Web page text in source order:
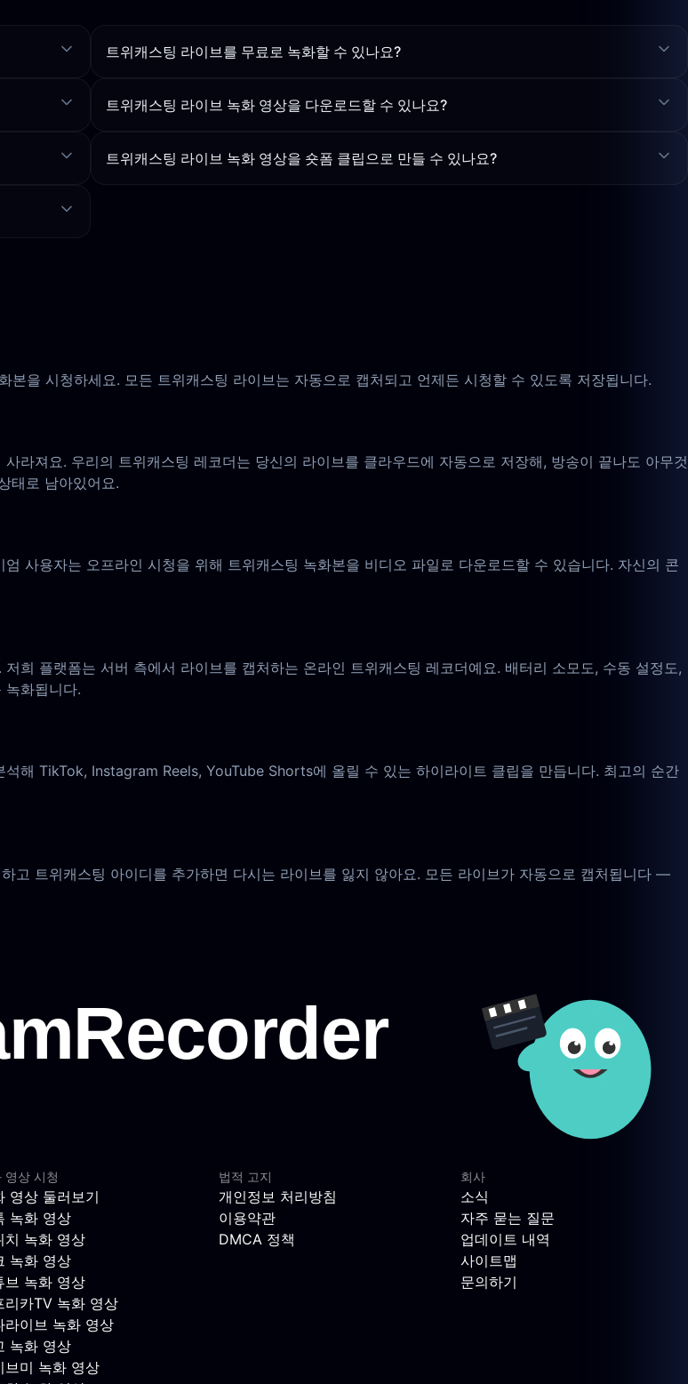
트위캐스팅 라이브를 무료로 녹화할 수 있나요?
트위캐스팅 라이브 녹화 영상을 다운로드할 수 있나요?
트위캐스팅 라이브 녹화 영상을 숏폼 클립으로 만들 수 있나요?
을 시청하세요. 모든 트위캐스팅 라이브는 자동으로 캡처되고 언제든 시청할 수 있도록 저장됩니다.
라져요. 우리의 트위캐스팅 레코더는 당신의 라이브를 클라우드에 자동으로 저장해, 방송이 끝나도 아무것
태로 남아있어요.
사용자는 오프라인 시청을 위해 트위캐스팅 녹화본을 비디오 파일로 다운로드할 수 있습니다. 자신의 콘
희 플랫폼는 서버 측에서 라이브를 캡처하는 온라인 트위캐스팅 레코더예요. 배터리 소모도, 수동 설정도,
녹화됩니다.
해 TikTok, Instagram Reels, YouTube Shorts에 올릴 수 있는 하이라이트 클립을 만듭니다. 최고의 순간
고 트위캐스팅 아이디를 추가하면 다시는 라이브를 잃지 않아요. 모든 라이브가 자동으로 캡처됩니다 —
영상 시청
영상 둘러보기
녹화 영상
치 녹화 영상
녹화 영상
브 녹화 영상
리카TV 녹화 영상
라이브 녹화 영상
녹화 영상
브미 녹화 영상
법적 고지
개인정보 처리방침
이용약관
DMCA 정책
회사
소식
자주 묻는 질문
업데이트 내역
사이트맵
문의하기